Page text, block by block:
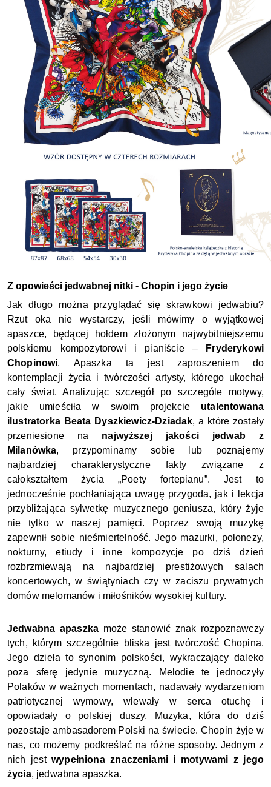
Z opowieści jedwabnej nitki - Chopin i jego życie
Jak długo można przyglądać się skrawkowi jedwabiu?
Rzut oka nie wystarczy, jeśli mówimy o wyjątkowej
apaszce, będącej hołdem złożonym najwybitniejszemu
polskiemu kompozytorowi i pianiście –
Fryderykowi
Chopinowi. Apaszka ta jest zaproszeniem do
kontemplacji życia i twórczości artysty, którego ukochał
cały świat. Analizując szczegół po szczególe motywy,
jakie umieściła w swoim projekcie utalentowana
ilustratorka Beata Dyszkiewicz-Dziadak, a które zostały
przeniesione na najwyższej jakości jedwab z
Milanówka, przypominamy sobie lub poznajemy
najbardziej charakterystyczne fakty związane z
całokształtem życia „Poety fortepianu”. Jest to
jednocześnie pochłaniająca uwagę przygoda, jak i lekcja
przybliżająca sylwetkę muzycznego geniusza, który żyje
nie tylko w naszej pamięci. Poprzez swoją muzykę
zapewnił sobie nieśmiertelność. Jego mazurki, polonezy,
nokturny, etiudy i inne kompozycje po dziś dzień
rozbrzmiewają na najbardziej prestiżowych salach
koncertowych, w świątyniach czy w zaciszu prywatnych
domów melomanów i miłośników wysokiej kultury.
Jedwabna apaszka może stanowić znak rozpoznawczy
tych, którym szczególnie bliska jest twórczość Chopina.
Jego dzieła to synonim polskości, wykraczający daleko
poza sferę jedynie muzyczną. Melodie te jednoczyły
Polaków w ważnych momentach, nadawały wydarzeniom
patriotycznej wymowy, wlewały w serca otuchę i
opowiadały o polskiej duszy. Muzyka, która do dziś
pozostaje ambasadorem Polski na świecie. Chopin żyje w
nas, co możemy podkreślać na różne sposoby. Jednym z
nich jestwypełniona znaczeniami i motywami z jego
życia, jedwabna apaszka.